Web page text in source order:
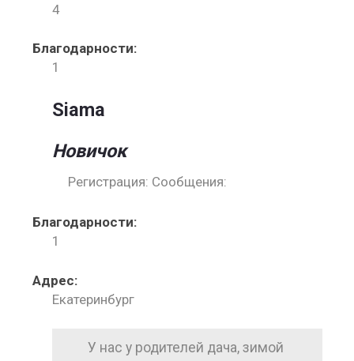
4
Благодарности:
1
Siama
Новичок
Регистрация: Сообщения:
Благодарности:
1
Адрес:
Екатеринбург
У нас у родителей дача, зимой